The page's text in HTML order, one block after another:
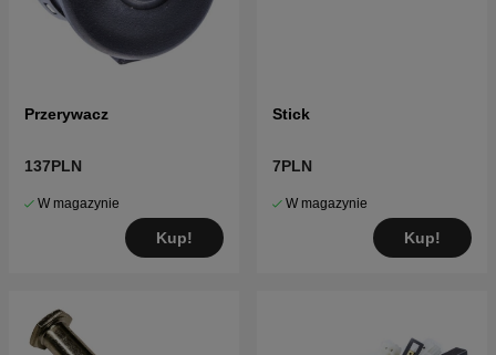
Przerywacz
137PLN
W magazynie
Kup!
Stick
7PLN
W magazynie
Kup!